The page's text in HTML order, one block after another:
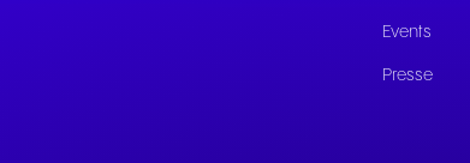
Events
Presse